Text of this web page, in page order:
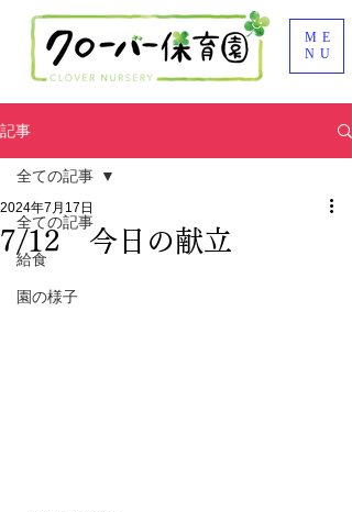
ME
NU
記事
全ての記事
給食
園の様子
全ての記事
7/12 今日の献立
2024年7月17日